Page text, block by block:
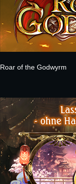
Roar of the Godwyrm